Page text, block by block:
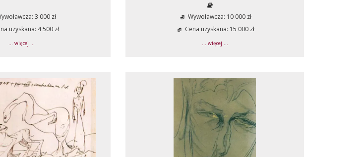
3 000 zł
uzyskana: 4 500 zł
... więcej ...
Wywoławcza: 10 000 zł
Cena uzyskana: 15 000 zł
... więcej ...